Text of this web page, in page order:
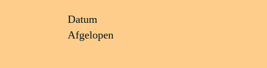
Datum
Afgelopen